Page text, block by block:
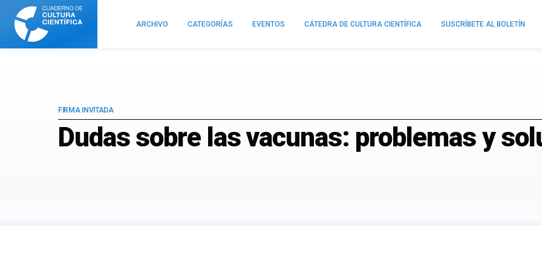
Cuaderno
Cultura
Científica
ARCHIVO CATEGORÍAS EVENTOS CÁTEDRA DE CULTURA CIENTÍFICA SUSCRÍBETE AL BOLETÍN
Dudas sobre las vacunas: problemas y
FIRMA INVITADA